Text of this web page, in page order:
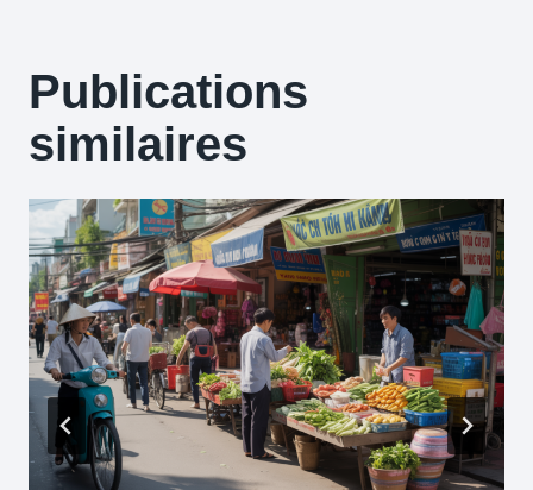
Publications
similaires